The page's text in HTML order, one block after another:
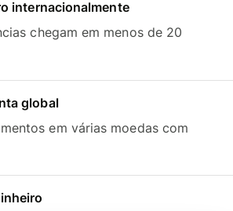
internacionalmente
chegam em menos de 20
global
em várias moedas com